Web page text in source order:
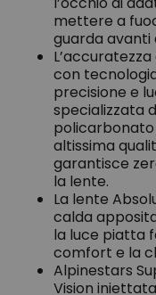
mettere a
guarda avanti
con
precisione e
specializzata
policarbonato
altissima
garantisce
la lente.
La lente
calda
la luce piatta
comfort e la
Alpinestars
Vision